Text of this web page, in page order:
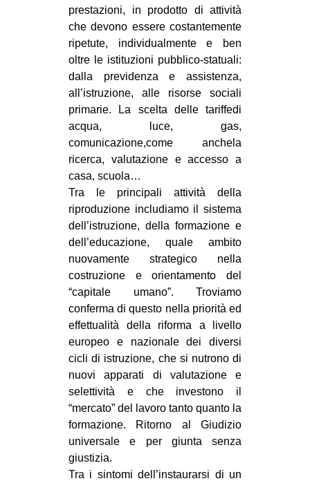
prestazioni, in prodotto di attività
che devono essere costantemente
ripetute, individualmente e ben
oltre le istituzioni pubblico-statuali:
dalla previdenza e assistenza,
all’istruzione, alle risorse sociali
primarie. La scelta delle tariffedi
acqua, luce, gas,
comunicazione,come anchela
ricerca, valutazione e accesso a
casa, scuola…
Tra le principali attività della
riproduzione includiamo il sistema
dell’istruzione, della formazione e
dell’educazione, quale ambito
nuovamente strategico nella
costruzione e orientamento del
“capitale umano”. Troviamo
conferma di questo nella priorità ed
effettualità della riforma a livello
europeo e nazionale dei diversi
cicli di istruzione, che si nutrono di
nuovi apparati di valutazione e
selettività e che investono il
“mercato” del lavoro tanto quanto la
formazione. Ritorno al Giudizio
universale e per giunta senza
giustizia.
Tra i sintomi dell’instaurarsi di un